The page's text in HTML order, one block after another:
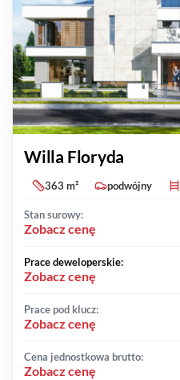
Willa Floryda
363 m² podwójny
Stan surowy:
Zobacz cenę
Prace deweloperskie:
Zobacz cenę
Prace pod klucz:
Zobacz cenę
Cena jednostkowa brutto:
Zobacz cenę